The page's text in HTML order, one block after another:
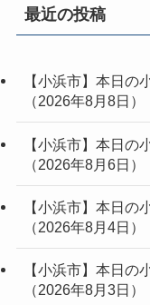
最近の投稿
【小浜市】本日の
（2026年8月8日）
【小浜市】本日の
（2026年8月6日）
【小浜市】本日の
（2026年8月4日）
【小浜市】本日の
（2026年8月3日）